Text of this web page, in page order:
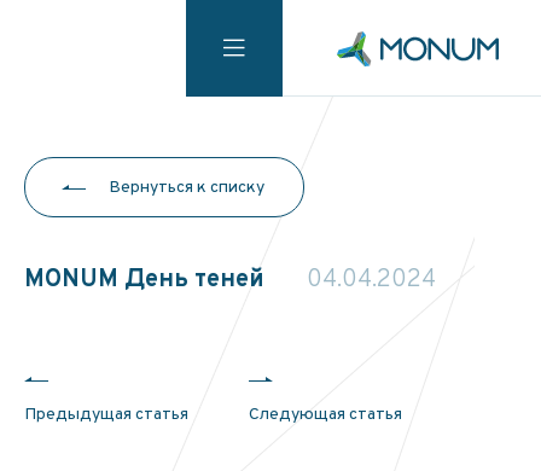
Вернуться к списку
MONUM День теней 04.04.2024
Предыдущая статья Следующая статья